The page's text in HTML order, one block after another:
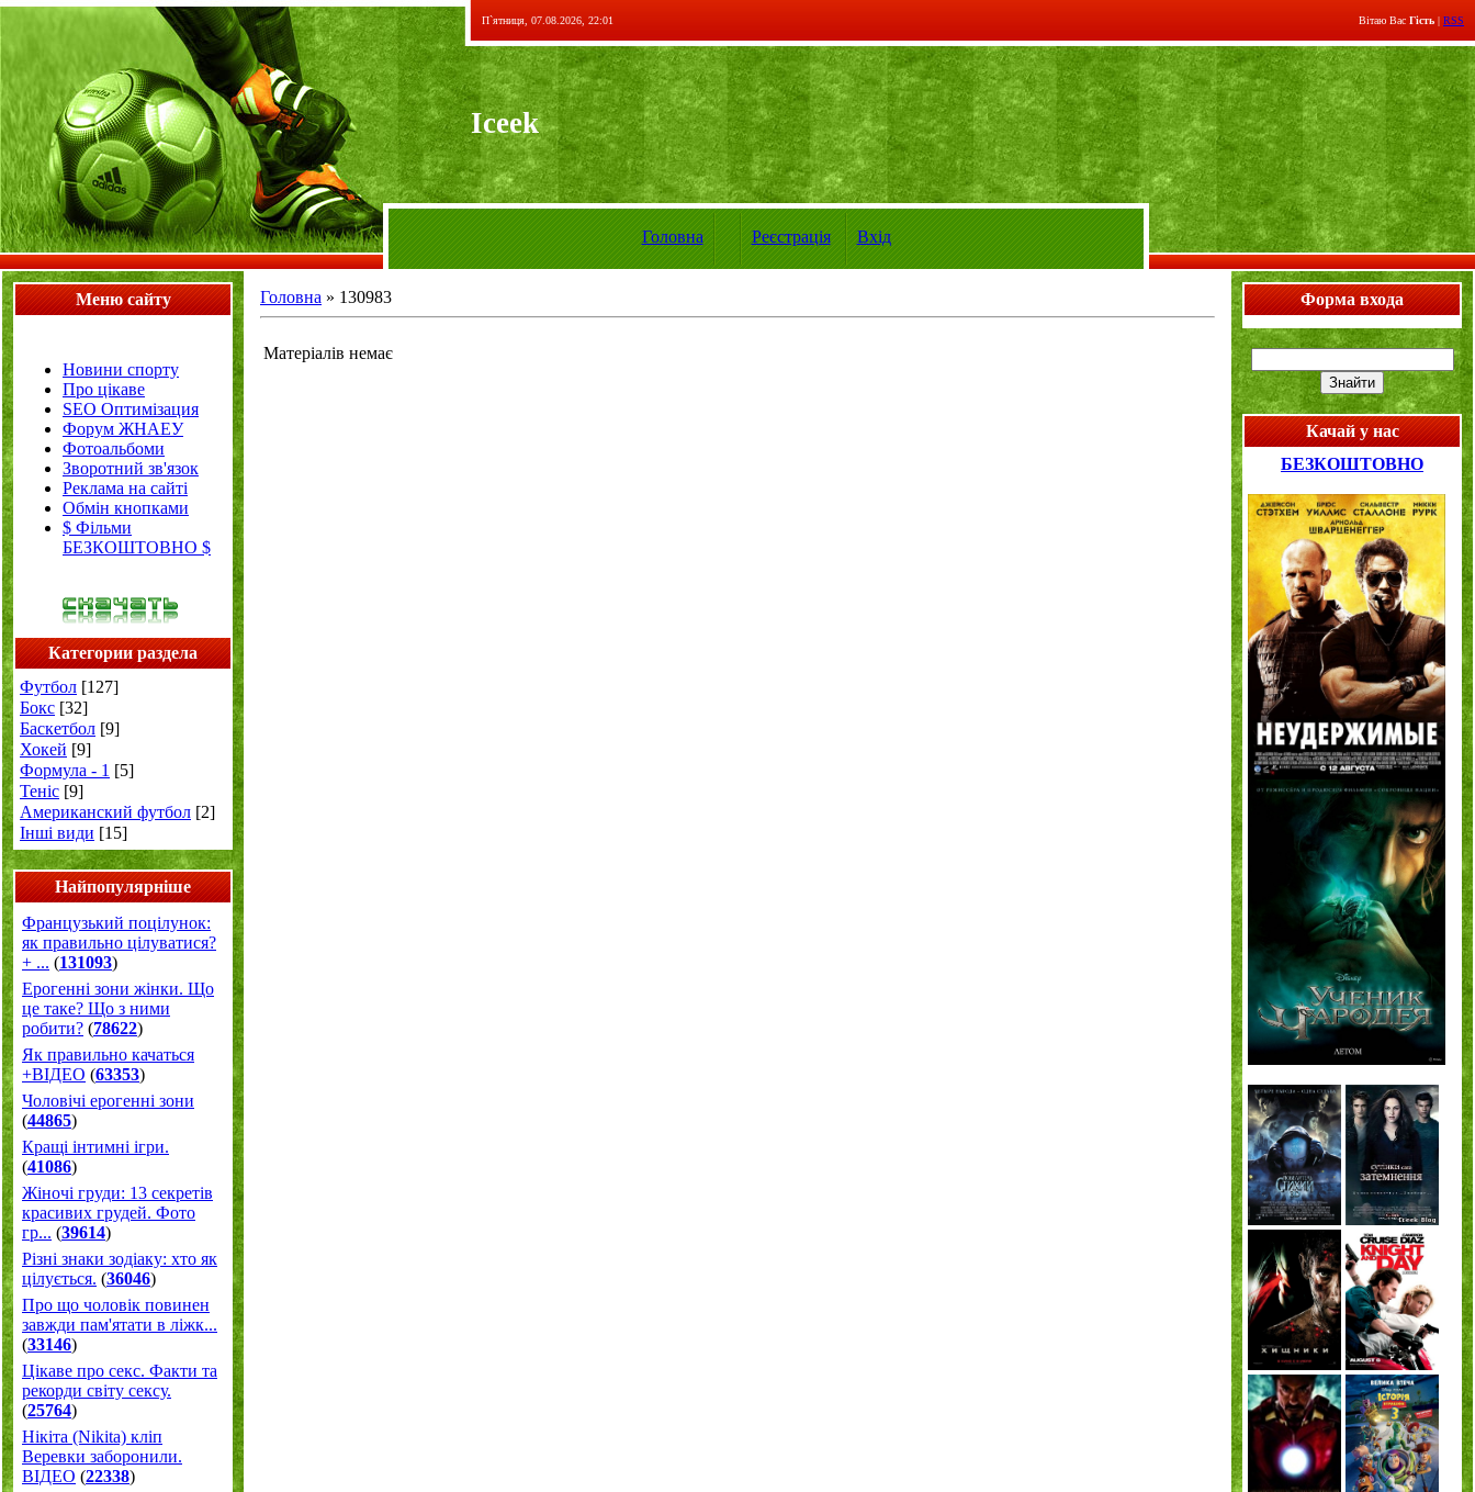
П`ятниця, 07.08.2026, 22:01 Вітаю Вас Гість | RSS
Iceek
Головна Реєстрація Вхід
Меню сайту
Новини спорту
Про цікаве
SEO Оптимізация
Форум ЖНАЕУ
Фотоальбоми
Зворотний зв'язок
Реклама на сайті
Обмін кнопками
$ Фільми
БЕЗКОШТОВНО $
Категории раздела
Футбол [127]
Бокс [32]
Баскетбол [9]
Хокей [9]
Формула - 1 [5]
Теніс [9]
Американский футбол [2]
Інші види [15]
Найпопулярніше
Французький поцілунок:
як правильно цілуватися?
+ ... (131093)
Ерогенні зони жінки. Що
це таке? Що з ними
робити? (78622)
Як правильно качаться
+ВІДЕО (63353)
Чоловічі ерогенні зони
(44865)
Кращі інтимні ігри.
(41086)
Жіночі груди: 13 секретів
красивих грудей. Фото
гр... (39614)
Різні знаки зодіаку: хто як
цілується. (36046)
Про що чоловік повинен
завжди пам'ятати в ліжк...
(33146)
Цікаве про секс. Факти та
рекорди світу сексу.
(25764)
Нікіта (Nikita) кліп
Веревки заборонили.
ВІДЕО (22338)
Головна » 130983
Матеріалів немає
Форма входа
Качай у нас
БЕЗКОШТОВНО